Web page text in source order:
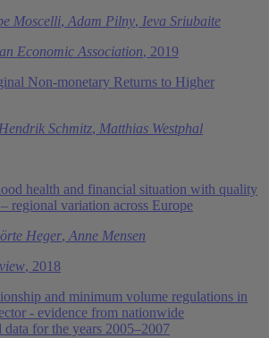
Moscelli, Adam Pilny, Ieva Sriubaite
Economic Association, 2019
Non-monetary Returns to Higher
Hendrik Schmitz, Matthias Westphal
health and financial situation with quality
regional variation across Europe
Heger, Anne Mensen
, 2018
and minimum volume regulations in
- evidence from nationwide
for the years 2005–2007